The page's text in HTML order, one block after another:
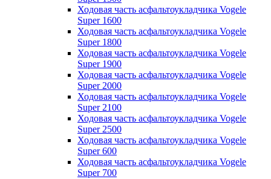
Ходовая часть асфальтоукладчика Vogele
Super 1600
Ходовая часть асфальтоукладчика Vogele
Super 1800
Ходовая часть асфальтоукладчика Vogele
Super 1900
Ходовая часть асфальтоукладчика Vogele
Super 2000
Ходовая часть асфальтоукладчика Vogele
Super 2100
Ходовая часть асфальтоукладчика Vogele
Super 2500
Ходовая часть асфальтоукладчика Vogele
Super 600
Ходовая часть асфальтоукладчика Vogele
Super 700